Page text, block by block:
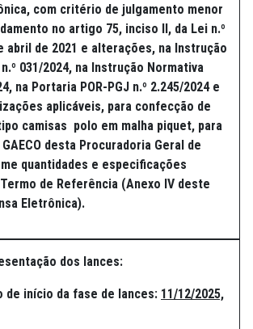
com critério de julgamento menor
no artigo 75, inciso II, da Lei n.º
abril de 2021 e alterações, na Instrução
031/2024, na Instrução Normativa
na Portaria POR-PGJ n.º 2.245/2024 e
aplicáveis, para confecção de
camisas polo em malha piquet, para
desta Procuradoria Geral de
quantidades e especificações
de Referência (Anexo IV deste
Eletrônica).
dos lances:
de início da fase de lances: 11/12/2025,